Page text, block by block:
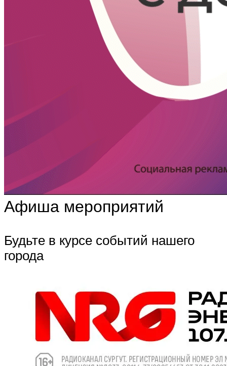
Афиша мероприятий
Будьте в курсе событий нашего
города